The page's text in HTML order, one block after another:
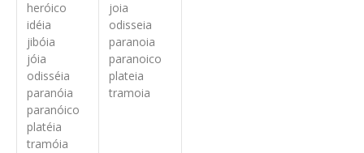
heróico
idéia
jibóia
jóia
odisséia
paranóia
paranóico
platéia
tramóia
joia
odisseia
paranoia
paranoico
plateia
tramoia